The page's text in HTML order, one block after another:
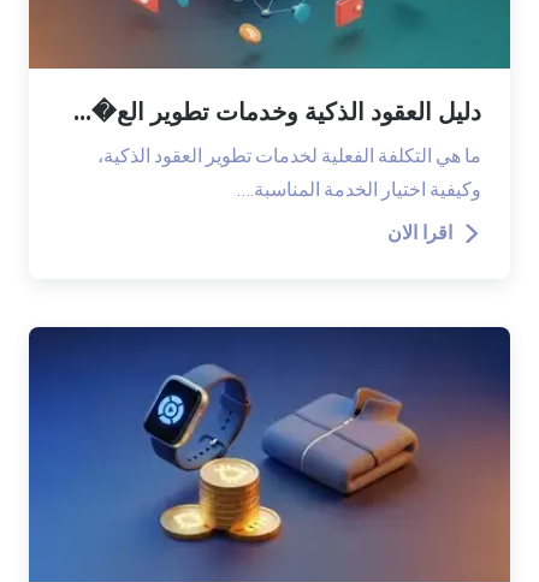
دليل العقود الذكية وخدمات تطوير الع�...
ما هي التكلفة الفعلية لخدمات تطوير العقود الذكية،
وكيفية اختيار الخدمة المناسبة.…
اقرا الان